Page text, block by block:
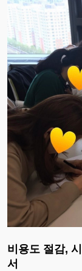
비용도 절감,
서